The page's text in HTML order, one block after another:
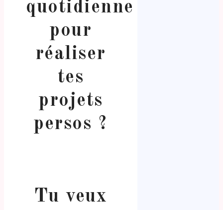
quotidienne
pour
réaliser
tes
projets
persos ?
Tu veux